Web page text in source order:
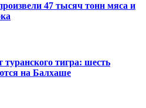
47 тысяч тонн мяса и
тигра: шесть
на Балхаше